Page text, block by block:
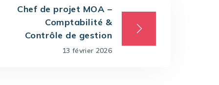
Chef de projet MOA –
Comptabilité &
Contrôle de gestion
13 février 2026